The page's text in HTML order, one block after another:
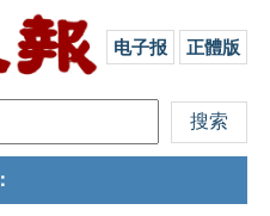
电子报 正體版
：